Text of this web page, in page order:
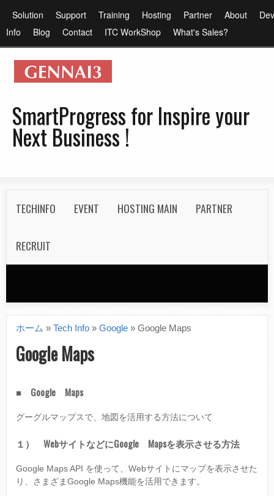
コ
ン
ン
ツ
に
動
メ
イ
ン
ニ
ー
Solution Support Training Hosting Partner About
Info
Blog Contact ITC WorkShop What's Sales?
SmartProgress for Inspire your
Next Business !
o
m
TECHINFO EVENT HOSTING MAIN PARTNER
RECRUIT
現
在
ホーム » Tech Info » Google » Google Maps
Google Maps
■ Google Maps
グーグルマップスで、地図を活用する方法について
１） WebサイトなどにGoogle Mapsを表示させる方法
Google Maps API を使って、Webサイトにマップを表示させた
り、さまざまGoogle Maps機能を活用できます。